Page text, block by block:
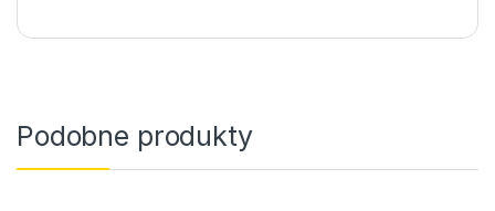
Podobne produkty